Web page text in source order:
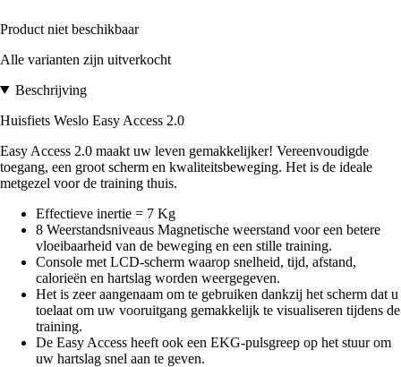
Product niet beschikbaar
Alle varianten zijn uitverkocht
Beschrijving
Huisfiets Weslo Easy Access 2.0
Easy Access 2.0 maakt uw leven gemakkelijker! Vereenvoudigde
toegang, een groot scherm en kwaliteitsbeweging. Het is de ideale
metgezel voor de training thuis.
Effectieve inertie = 7 Kg
8 Weerstandsniveaus Magnetische weerstand voor een betere
vloeibaarheid van de beweging en een stille training.
Console met LCD-scherm waarop snelheid, tijd, afstand,
calorieën en hartslag worden weergegeven.
Het is zeer aangenaam om te gebruiken dankzij het scherm dat u
toelaat om uw vooruitgang gemakkelijk te visualiseren tijdens de
training.
De Easy Access heeft ook een EKG-pulsgreep op het stuur om
uw hartslag snel aan te geven.